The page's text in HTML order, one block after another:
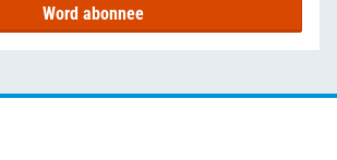
Word abonnee